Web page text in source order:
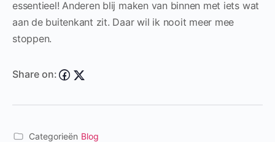
essentieel! Anderen blij maken van binnen met iets wat
aan de buitenkant zit. Daar wil ik nooit meer mee
stoppen.
Share on:
Categorieën Blog